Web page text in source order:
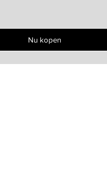
Nu kopen